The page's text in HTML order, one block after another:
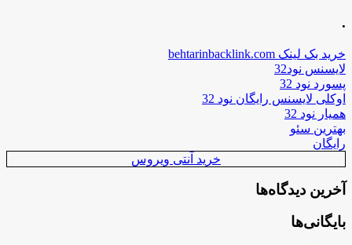
.
خرید بک لینک behtarinbacklink.com
لایسنس نود32
پسورد نود 32
اوکلی لایسنس رایگان نود 32
همیار نود 32
بهترین سئو
رایگان
خرید آنتی ویروس
آخرین دیدگاه‌ها
بایگانی‌ها